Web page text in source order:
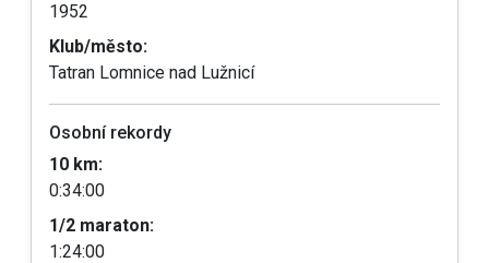
1952
Klub/město:
Tatran Lomnice nad Lužnicí
Osobní rekordy
10 km:
0:34:00
1/2 maraton:
1:24:00